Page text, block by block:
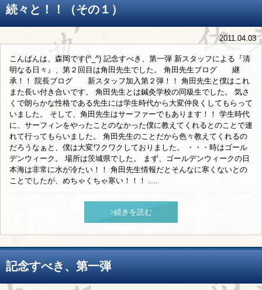
続々と！！（その１）
2011.04.03
こんばんは、森岡です(^_^) 記念すべき、第一弾 新スタッフによる『清
明なる日々』、第２回目は角田先生でした。 角田先生ブログ 継
承！！ 院長ブログ 新スタッフ加入第２弾！！ 角田先生と僕はこれ
また長い付き合いです。 角田先生とは鍼灸学校の同級生でした。 気さ
くで朗らかな性格である先生には学生時代から大変仲良くしてもらって
いました。 そして、角田先生はサーファーでもあります！！ 学生時代
に、サーフィンをやったことのなかった僕に教えてくれるとのことで連
れて行ってもらいました。 角田先生のことだから色々教えてくれるの
だろうなぁと、僕は大変ワクワクしておりました。 ・・・時はゴール
デンウィーク。 場所は茨城県でした。 まず、ゴールデンウィークの日
本海は非常に水が冷たい！！ 角田先生情報だとそんなに寒くないとの
ことでしたが、めちゃくちゃ寒い！！！ ....
>続きを読む
記念すべき、第一弾